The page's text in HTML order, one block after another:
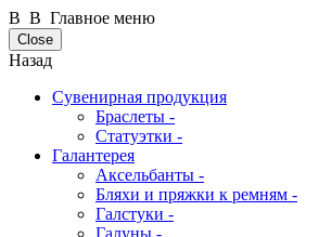
В В Главное меню
Close
Назад
Сувенирная продукция
Браслеты -
Статуэтки -
Галантерея
Аксельбанты -
Бляхи и пряжки к ремням -
Галстуки -
Галуны -